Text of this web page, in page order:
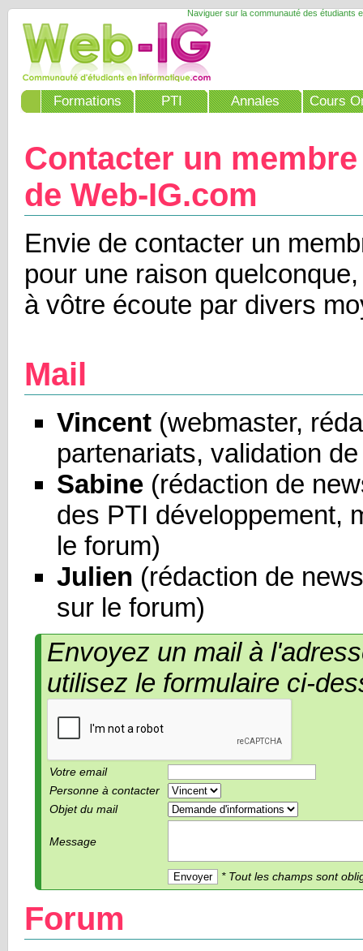
Naviguer sur la communauté des étudiants
Formations PTI Annales Cours
Contacter un
de Web-IG.com
Envie de contacter un
pour une raison
à vôtre écoute par divers
Mail
Vincent(webmaster,
partenariats, validation
Sabine(rédaction de
des PTI développement,
le forum)
Julien (rédaction de
sur le forum)
Envoyez un mail à
utilisez le formulaire ci-
Votre email
Personne à contacter
Objet du mail
Message
* Tout les champs sont
Forum